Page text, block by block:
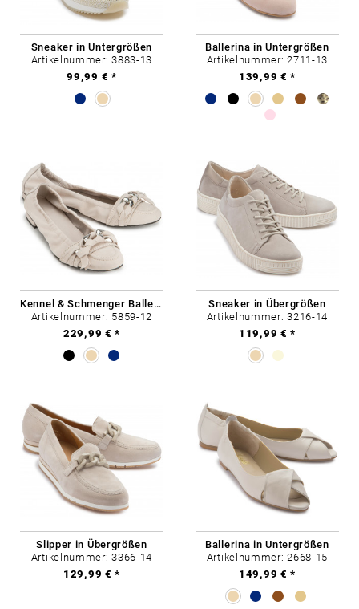
Sneaker in Untergrößen
Artikelnummer: 3883-13
99,99 € *
Ballerina in Untergrößen
Artikelnummer: 2711-13
139,99 € *
Kennel & Schmenger Ballerinas in Übergrößen
Artikelnummer: 5859-12
229,99 € *
Sneaker in Übergrößen
Artikelnummer: 3216-14
119,99 € *
Slipper in Übergrößen
Artikelnummer: 3366-14
129,99 € *
Ballerina in Untergrößen
Artikelnummer: 2668-15
149,99 € *